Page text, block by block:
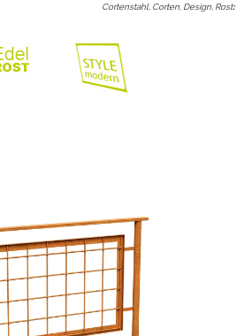
Cortenstahl, Corten, Design, Rost: